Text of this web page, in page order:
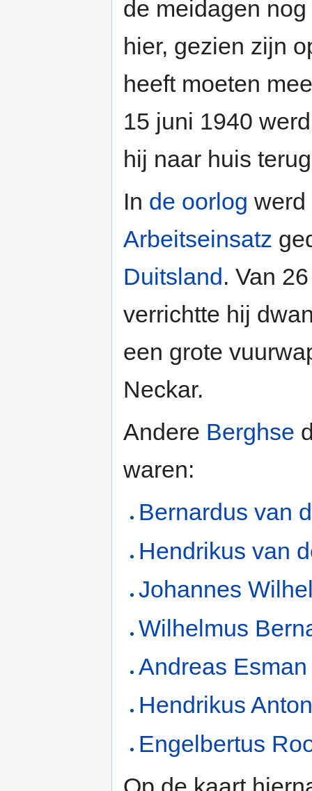
de meidagen
hier, gezien zijn
heeft moeten
15 juni 1940
hij naar huis
In de oorlog werd
Arbeitseinsatz
Duitsland . Van
verrichtte hij
een grote
Neckar.
Andere Berghse
waren:
Bernardus van
Hendrikus van
Johannes
Wilhelmus
Andreas Esman
Hendrikus
Engelbertus